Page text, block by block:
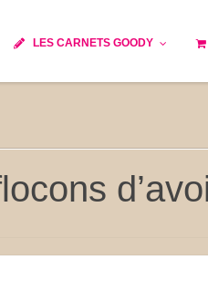
traditionnelle Repas
LES CARNETS GOODY
Spécialité culinaire
Les astuces Goody